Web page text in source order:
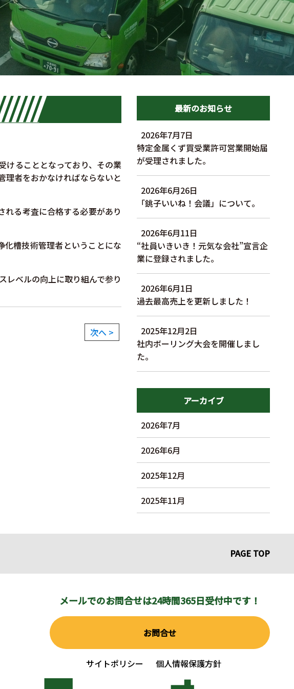
けることとなっており、その業
理者をおかなければならないと
る考査に合格する必要があり
槽技術管理者ということにな
レベルの向上に取り組んで参り
次へ >
最新のお知らせ
2026年7月7日
特定金属くず買受業許可営業開始届
が受理されました。
2026年6月26日
「銚子いいね！会議」について。
2026年6月11日
“社員いきいき！元気な会社”宣言企
業に登録されました。
2026年6月1日
過去最高売上を更新しました！
2025年12月2日
社内ボーリング大会を開催しまし
た。
アーカイブ
2026年7月
2026年6月
2025年12月
2025年11月
PAGE TOP
メールでのお問合せは24時間365日受付中です！
お問合せ
サイトポリシー 個人情報保護方針